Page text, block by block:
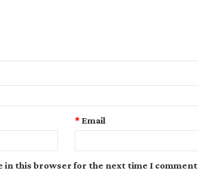
Email
*
in this browser for the next time I comment.